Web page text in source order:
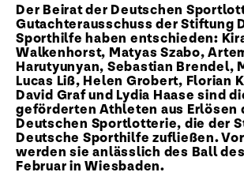
Der Beirat der Deutschen
Gutachterausschuss der Stiftung
Sporthilfe haben entschieden:
Walkenhorst, Matyas Szabo,
Harutyunyan, Sebastian Brendel,
Lucas Liß, Helen Grobert, Florian
David Graf und Lydia Haase sind
geförderten Athleten aus Erlösen
Deutschen Sportlotterie, die der
Deutsche Sporthilfe zufließen.
werden sie anlässlich des Ball
Februar in Wiesbaden.